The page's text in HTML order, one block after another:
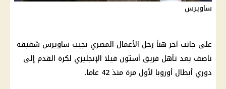
ساويرس
على جانب آخر هنأ رجل الأعمال المصري نجيب ساويرس شقيقه
ناصف بعد تأهل فريق أستون فيلا الإنجليزي لكرة القدم إلى
دوري أبطال أوروبا لأول مرة منذ 42 عاما.